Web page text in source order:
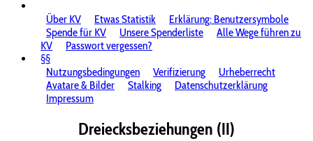
Über KV
Etwas Statistik
Erklärung: Benutzersymbole
Spende für KV
Unsere Spenderliste
Alle Wege führen zu
KV
Passwort vergessen?
§§
Nutzungsbedingungen
Verifizierung
Urheberrecht
Avatare & Bilder
Stalking
Datenschutzerklärung
Impressum
Dreiecksbeziehungen (II)